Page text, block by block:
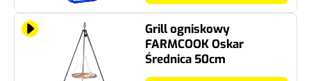
Grill ogniskowy
FARMCOOK Oskar
Średnica 50cm